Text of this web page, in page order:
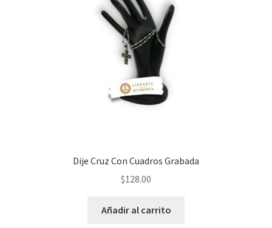
Dije Cruz Con Cuadros Grabada
$128.00
Añadir al carrito